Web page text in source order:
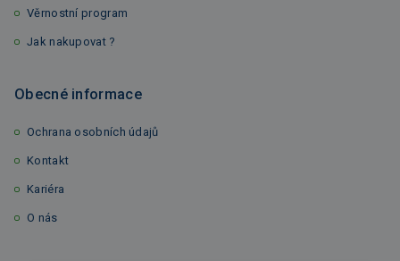
Věrnostní program
Jak nakupovat ?
Obecné informace
Ochrana osobních údajů
Kontakt
Kariéra
O nás